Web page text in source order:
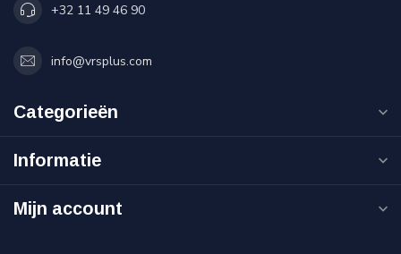
+32 11 49 46 90
info@vrsplus.com
Categorieën
Informatie
Mijn account